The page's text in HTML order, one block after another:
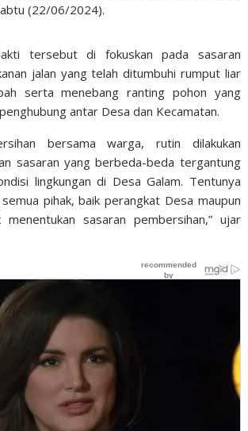
(22/06/2024).
tersebut di fokuskan pada sasaran
jalan yang telah ditumbuhi rumput liar
serta menebang ranting pohon yang
antar Desa dan Kecamatan.
bersama warga, rutin dilakukan
sasaran yang berbeda-beda tergantung
lingkungan di Desa Galam. Tentunya
pihak, baik perangkat Desa maupun
menentukan sasaran pembersihan,” ujar